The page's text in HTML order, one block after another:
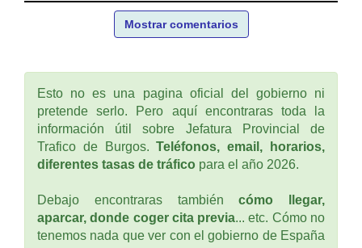
Mostrar comentarios
Esto no es una pagina oficial del gobierno ni
pretende serlo. Pero aquí encontraras toda la
información útil sobre Jefatura Provincial de
Trafico de Burgos.Teléfonos, email, horarios,
diferentes tasas de tráfico para el año 2026.
Debajo encontraras tambiéncómo llegar,
aparcar, donde coger cita previa... etc. Cómo no
tenemos nada que ver con el gobierno de España